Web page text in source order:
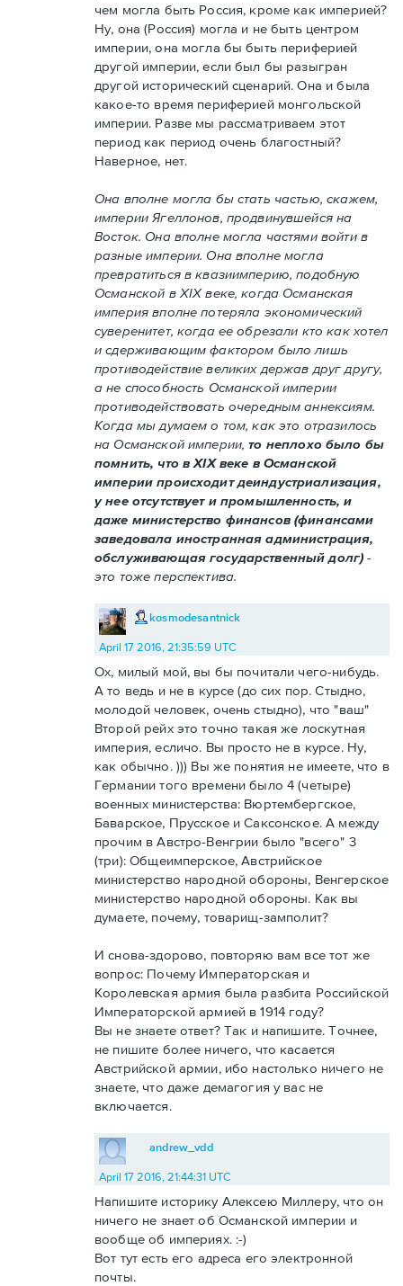
чем могла быть Россия, кроме как империей?
Ну, она (Россия) могла и не быть центром
империи, она могла бы быть периферией
другой империи, если был бы разыгран
другой исторический сценарий. Она и была
какое-то время периферией монгольской
империи. Разве мы рассматриваем этот
период как период очень благостный?
Наверное, нет.
Она вполне могла бы стать частью, скажем,
империи Ягеллонов, продвинувшейся на
Восток. Она вполне могла частями войти в
разные империи. Она вполне могла
превратиться в квазиимперию, подобную
Османской в XIX веке, когда Османская
империя вполне потеряла экономический
суверенитет, когда ее обрезали кто как хотел
и сдерживающим фактором было лишь
противодействие великих держав друг другу,
а не способность Османской империи
противодействовать очередным аннексиям.
Когда мы думаем о том, как это отразилось
на Османской империи,то неплохо было бы
помнить, что в XIX веке в Османской
империи происходит деиндустриализация,
у нее отсутствует и промышленность, и
даже министерство финансов (финансами
заведовала иностранная администрация,
обслуживающая государственный долг)-
это тоже перспектива.
kosmodesantnick
April 17 2016, 21:35:59 UTC
Ох, милый мой, вы бы почитали чего-нибудь.
А то ведь и не в курсе (до сих пор. Стыдно,
молодой человек, очень стыдно), что "ваш"
Второй рейх это точно такая же лоскутная
империя, есличо. Вы просто не в курсе. Ну,
как обычно. ))) Вы же понятия не имеете, что в
Германии того времени было 4 (четыре)
военных министерства: Вюртембергское,
Баварское, Прусское и Саксонское. А между
прочим в Австро-Венгрии было "всего" 3
(три): Общеимперское, Австрийское
министерство народной обороны, Венгерское
министерство народной обороны. Как вы
думаете, почему, товарищ-замполит?
И снова-здорово, повторяю вам все тот же
вопрос: Почему Императорская и
Королевская армия была разбита Российской
Императорской армией в 1914 году?
Вы не знаете ответ? Так и напишите. Точнее,
не пишите более ничего, что касается
Австрийской армии, ибо настолько ничего не
знаете, что даже демагогия у вас не
включается.
andrew_vdd
April 17 2016, 21:44:31 UTC
Напишите историку Алексею Миллеру, что он
ничего не знает об Османской империи и
вообще об империях. :-)
Вот тут есть его адреса его электронной
почты.